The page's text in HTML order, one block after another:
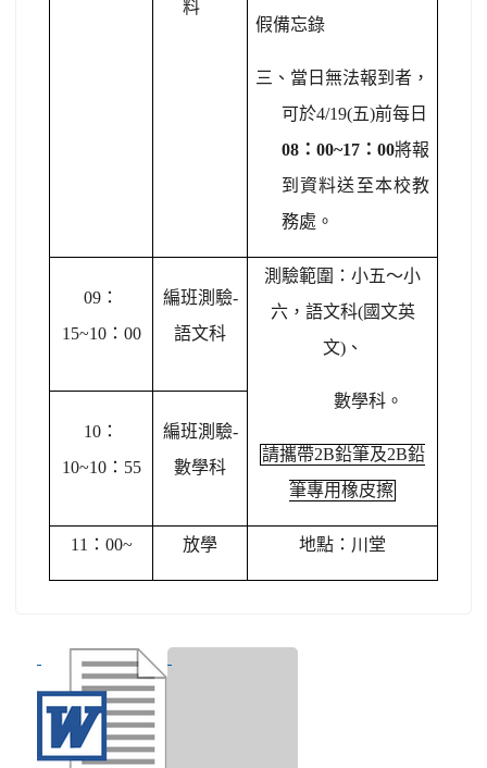
料
假備忘錄
三、當日無法報到者，
可於4/19(五)前每日
08 ：00~17：00將報
到資料送至本校教
務處。
09 ：
15~10：00
編班測驗-
語文科
測驗範圍：小五～小
六，語文科(國文英
文)、
數學科。
請攜帶2B鉛筆及2B鉛
筆專用橡皮擦
10 ：
10~10：55
編班測驗-
數學科
11 ：00~ 放學 地點：川堂